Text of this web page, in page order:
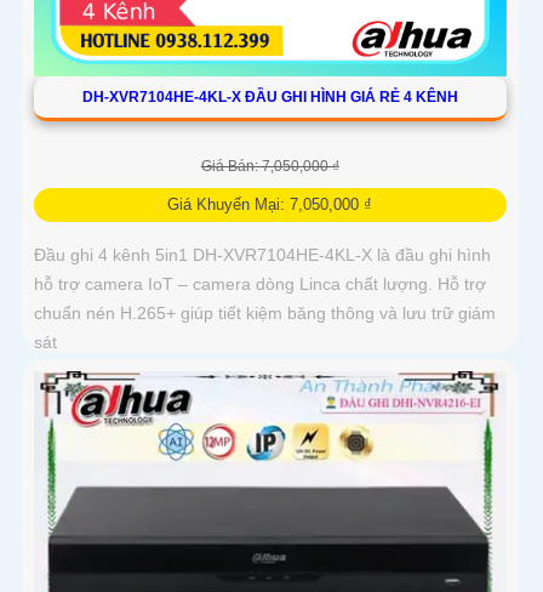
DH-XVR7104HE-4KL-X ĐẦU GHI HÌNH GIÁ RẺ 4 KÊNH
Giá Bán: 7,050,000 ₫
Giá Khuyến Mại: 7,050,000 ₫
Đầu ghi 4 kênh 5in1 DH-XVR7104HE-4KL-X là đầu ghi hình
hỗ trợ camera IoT – camera dòng Linca chất lượng. Hỗ trợ
chuẩn nén H.265+ giúp tiết kiệm băng thông và lưu trữ giám
sát